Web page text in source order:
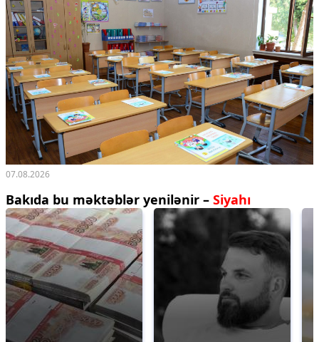
07.08.2026
Bakıda bu məktəblər yenilənir – Siyahı